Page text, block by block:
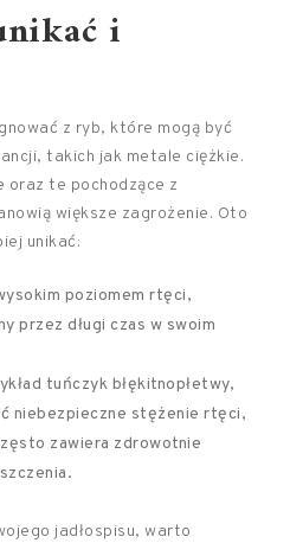
i
z ryb, które mogą być
takich jak metale ciężkie.
oraz te pochodzące z
większe zagrożenie. Oto
unikać:
poziomem rtęci,
przez długi czas w swoim
tuńczyk błękitnopłetwy,
niebezpieczne stężenie rtęci,
zawiera zdrowotnie
jadłospisu, warto